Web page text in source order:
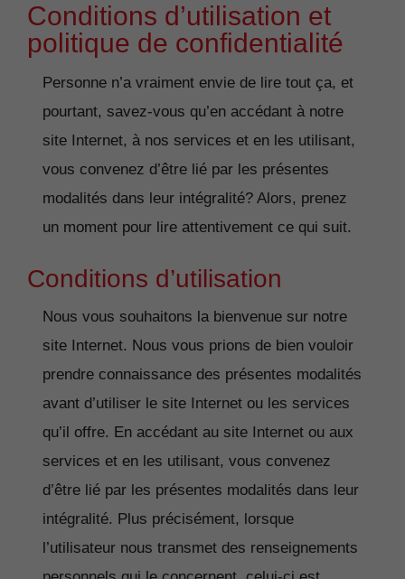
Conditions d’utilisation et
politique de confidentialité
Personne n’a vraiment envie de lire tout ça, et
pourtant, savez-vous qu’en accédant à notre
site Internet, à nos services et en les utilisant,
vous convenez d’être lié par les présentes
modalités dans leur intégralité? Alors, prenez
un moment pour lire attentivement ce qui suit.
Conditions d’utilisation
Nous vous souhaitons la bienvenue sur notre
site Internet. Nous vous prions de bien vouloir
prendre connaissance des présentes modalités
avant d’utiliser le site Internet ou les services
qu’il offre. En accédant au site Internet ou aux
services et en les utilisant, vous convenez
d’être lié par les présentes modalités dans leur
intégralité. Plus précisément, lorsque
l’utilisateur nous transmet des renseignements